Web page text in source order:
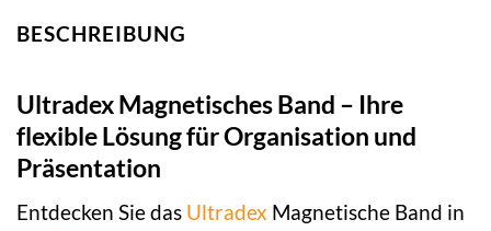
BESCHREIBUNG
Ultradex Magnetisches Band – Ihre
flexible Lösung für Organisation und
Präsentation
Entdecken Sie das Ultradex Magnetische Band in